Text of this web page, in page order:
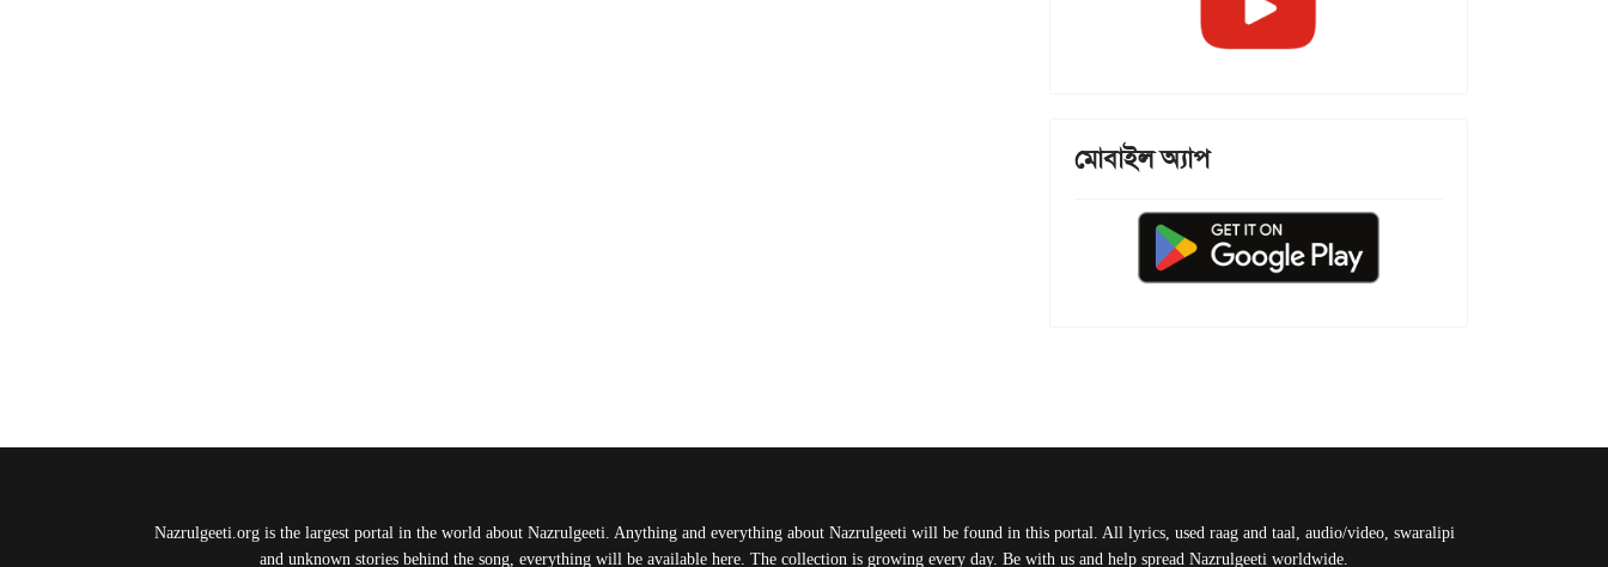
মোবাইল অ্যাপ
Nazrulgeeti.org is the largest portal in the world about Nazrulgeeti. Anything and everything about Nazrulgeeti will be found in this portal. All lyrics, used raag and taal, audio/video, swaralipi
and unknown stories behind the song, everything will be available here. The collection is growing every day. Be with us and help spread Nazrulgeeti worldwide.